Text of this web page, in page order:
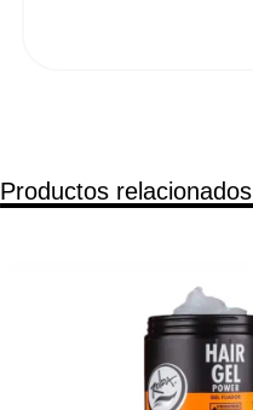
Productos relacionados